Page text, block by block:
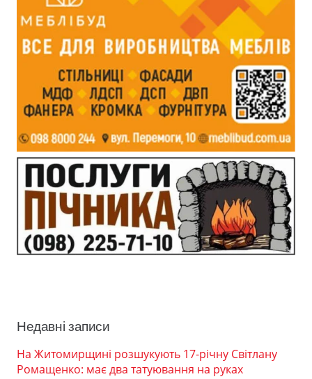
Недавні записи
На Житомирщині розшукують 17-річну Світлану
Ромащенко: має два татуювання на руках